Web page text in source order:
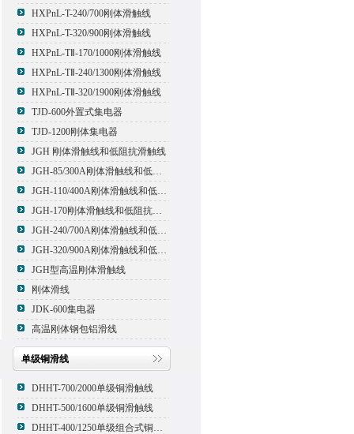
HXPnL-T-240/700刚体滑触线
HXPnL-T-320/900刚体滑触线
HXPnL-TⅡ-170/1000刚体滑触线
HXPnL-TⅡ-240/1300刚体滑触线
HXPnL-TⅡ-320/1900刚体滑触线
TJD-600外置式集电器
TJD-1200刚体集电器
JGH 刚体滑触线和低阻抗滑触线
JGH-85/300A刚体滑触线和低阻抗滑触线
JGH-110/400A刚体滑触线和低阻抗滑触线
JGH-170刚体滑触线和低阻抗滑触线
JGH-240/700A刚体滑触线和低阻抗滑触线
JGH-320/900A刚体滑触线和低阻抗滑触线
JGH型高温刚体滑触线
刚体滑线
JDK-600集电器
高温刚体钢包铝滑线
单级铜滑线
DHHT-700/2000单级铜滑触线
DHHT-500/1600单级铜滑触线
DHHT-400/1250单级组合式铜滑线,滑触线